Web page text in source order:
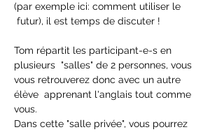
(par exemple ici: comment utiliser le
futur), il est temps de discuter !
Tom répartit les participant-e-s en
plusieurs  "salles" de 2 personnes, vous
vous retrouverez donc avec un autre
élève  apprenant l'anglais tout comme
vous.
Dans cette "salle privée", vous pourrez